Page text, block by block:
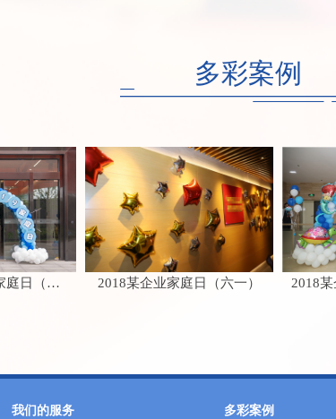
多彩案例
2019某企业企业家庭日（内场） 2018某企业家庭日（六一）
我们的服务 多彩案例